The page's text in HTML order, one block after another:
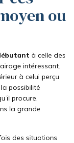
ou
à celle des
intéressant.
à celui perçu
possibilité
procure,
la grande
des situations